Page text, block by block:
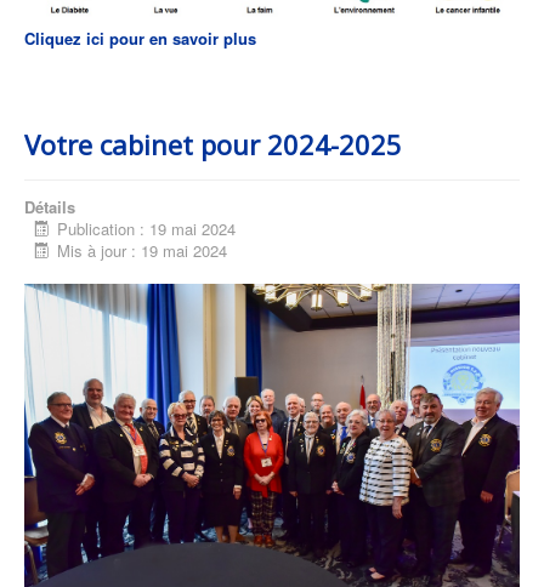
Cliquez ici pour en savoir plus
Votre cabinet pour 2024-2025
Détails
Publication : 19 mai 2024
Mis à jour : 19 mai 2024